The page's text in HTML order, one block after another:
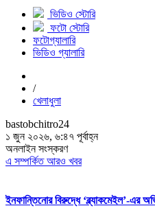
ভিডিও স্টোরি
ফটো স্টোরি
ফটোগ্যালারি
ভিডিও গ্যালারি
/
খেলাধুলা
bastobchitro24
১ জুন ২০২৬, ৬:৪৭ পূর্বাহ্ন
অনলাইন সংস্করণ
এ সম্পর্কিত আরও খবর
ইনফান্তিনোর বিরুদ্ধে ‘ব্ল্যাকমেইল’-এর